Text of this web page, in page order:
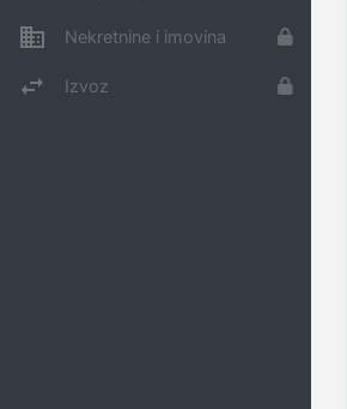
Nekretnine i imovina
Izvoz